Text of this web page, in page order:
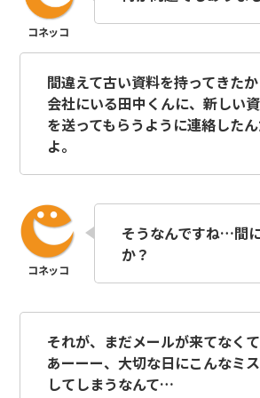
間違えて古い資料を持ってきた
会社にいる田中くんに、新しい
を送ってもらうように連絡した
よ。
そうなんですね…間
か？
それが、まだメールが来てなく
あーーー、大切な日にこんなミ
してしまうなんて…